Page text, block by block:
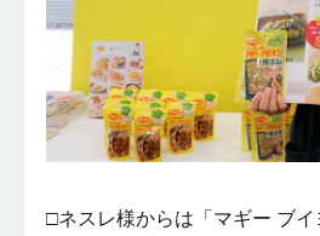
□ネスレ様からは「マギー ブ